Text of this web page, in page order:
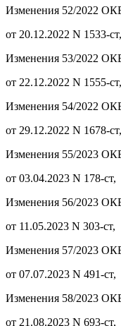
Изменения 52/2022
от 20.12.2022 N 1533-ст,
Изменения 53/2022
от 22.12.2022 N 1555-ст,
Изменения 54/2022
от 29.12.2022 N 1678-ст,
Изменения 55/2023
от 03.04.2023 N 178-ст,
Изменения 56/2023
от 11.05.2023 N 303-ст,
Изменения 57/2023
от 07.07.2023 N 491-ст,
Изменения 58/2023
от 21.08.2023 N 693-ст,